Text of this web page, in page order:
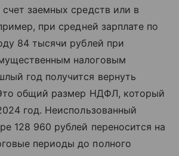
заемных средств или в
при средней зарплате по
84 тысячи рублей при
налоговым
год получится вернуть
общий размер НДФЛ, который
год. Неиспользованный
128 960 рублей переносится на
периоды до полного